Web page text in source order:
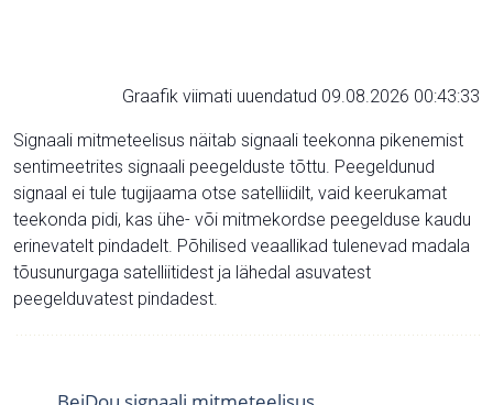
Graafik viimati uuendatud 09.08.2026 00:43:33
Signaali mitmeteelisus näitab signaali teekonna pikenemist
sentimeetrites signaali peegelduste tõttu. Peegeldunud
signaal ei tule tugijaama otse satelliidilt, vaid keerukamat
teekonda pidi, kas ühe- või mitmekordse peegelduse kaudu
erinevatelt pindadelt. Põhilised veaallikad tulenevad madala
tõusunurgaga satelliitidest ja lähedal asuvatest
peegelduvatest pindadest.